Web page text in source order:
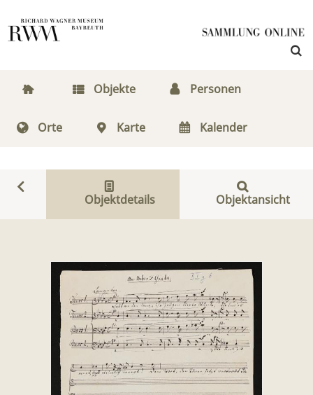
Objekte Personen
Orte Karte Kalender
Objektdetails Objektansicht